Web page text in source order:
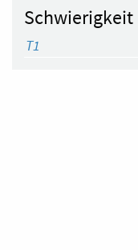
Schwierigkeit
T1